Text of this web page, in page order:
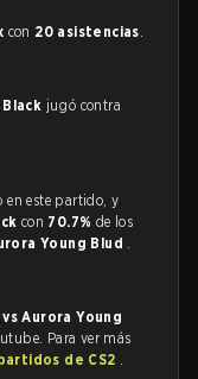
con 20 asistencias.
jugó contra
en este partido, y
con 70.7% de los
Young Blud .
Aurora Young
Para ver más
de CS2 .